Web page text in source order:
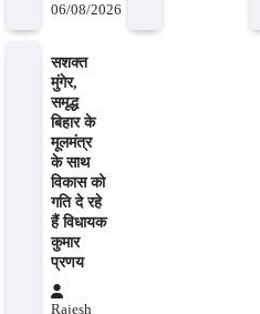
06/08/2026
सशक्त
मुंगेर,
समृद्ध
बिहार के
मूलमंत्र
के साथ
विकास को
गति दे रहे
हैं विधायक
कुमार
प्रणय
Rajesh